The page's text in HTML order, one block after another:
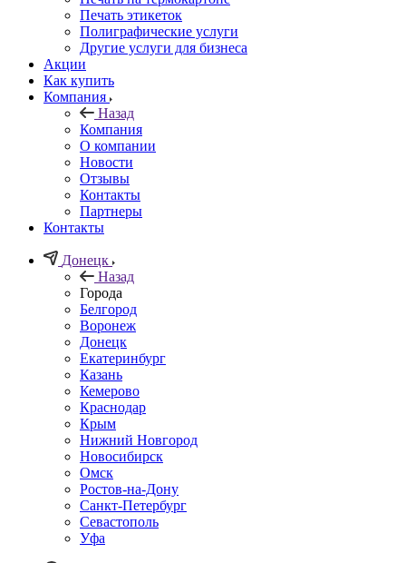
Печать этикеток
Полиграфические услуги
Другие услуги для бизнеса
Акции
Как купить
Компания
Назад
Компания
О компании
Новости
Отзывы
Контакты
Партнеры
Контакты
Донецк
Назад
Города
Белгород
Воронеж
Донецк
Екатеринбург
Казань
Кемерово
Краснодар
Крым
Нижний Новгород
Новосибирск
Омск
Ростов-на-Дону
Санкт-Петербург
Севастополь
Уфа